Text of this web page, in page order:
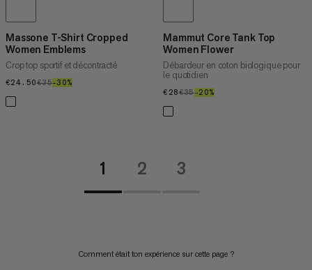
Massone T-Shirt Cropped
Women Emblems
Crop top sportif et décontracté
€24.50€24.50
€35€35
–30%
Mammut Core Tank Top
Women Flower
Débardeur en coton biologique pour
le quotidien
€28€28
€35€35
–20%
1 2 3
Comment était ton expérience sur cette page ?